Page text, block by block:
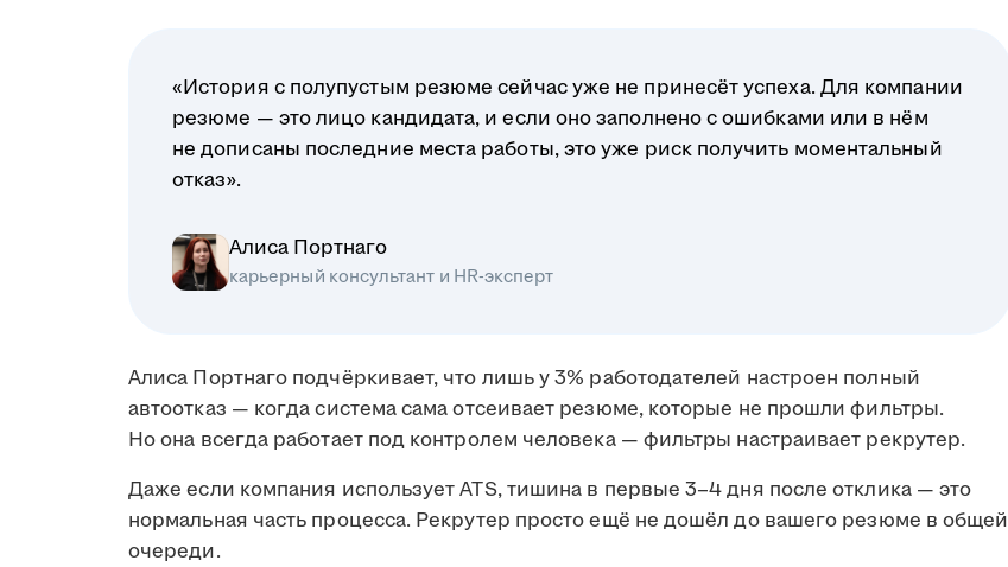
«История с полупустым резюме сейчас уже не принесёт успеха. Для компании
резюме — это лицо кандидата, и если оно заполнено с ошибками или в нём
не дописаны последние места работы, это уже риск получить моментальный
отказ».
Алиса Портнаго
карьерный консультант и HR-эксперт
Алиса Портнаго подчёркивает, что лишь у 3% работодателей настроен полный
автоотказ — когда система сама отсеивает резюме, которые не прошли фильтры.
Но она всегда работает под контролем человека — фильтры настраивает рекрутер.
Даже если компания использует ATS, тишина в первые 3–4 дня после отклика — это
нормальная часть процесса. Рекрутер просто ещё не дошёл до вашего резюме в общей
очереди.